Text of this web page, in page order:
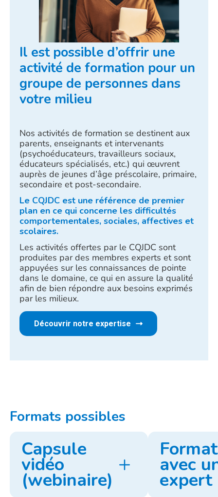
Il est possible d’offrir une
activité de formation pour un
groupe de personnes dans
votre milieu
Nos activités de formation se destinent aux
parents, enseignants et intervenants
(psychoéducateurs, travailleurs sociaux,
éducateurs spécialisés, etc.) qui œuvrent
auprès de jeunes d’âge préscolaire, primaire,
secondaire et post-secondaire.
Le CQJDC est une référence de premier
plan en ce qui concerne les difficultés
comportementales, sociales, affectives et
scolaires.
Les activités offertes par le CQJDC sont
produites par des membres experts et sont
appuyées sur les connaissances de pointe
dans le domaine, ce qui en assure la qualité
afin de bien répondre aux besoins exprimés
par les milieux.
Découvrir notre expertise
Formats possibles
Capsule
vidéo
(webinaire)
avec
expert